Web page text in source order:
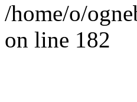
/home/o/
on line 182